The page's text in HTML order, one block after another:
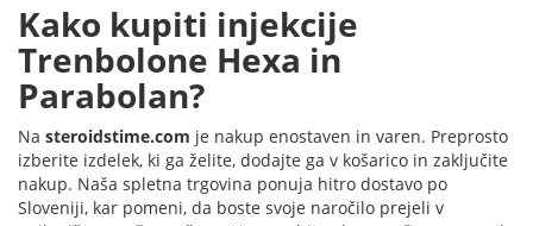
Kako kupiti injekcije
Trenbolone Hexa in
Parabolan?
Na steroidstime.com je nakup enostaven in varen. Preprosto
izberite izdelek, ki ga želite, dodajte ga v košarico in zaključite
nakup. Naša spletna trgovina ponuja hitro dostavo po
Sloveniji, kar pomeni, da boste svoje naročilo prejeli v